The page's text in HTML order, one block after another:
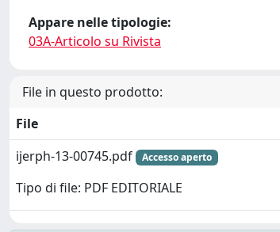
Appare nelle tipologie:
03A-Articolo su Rivista
File in questo prodotto:
File
ijerph-13-00745.pdf
Accesso aperto
Tipo di file: PDF EDITORIALE